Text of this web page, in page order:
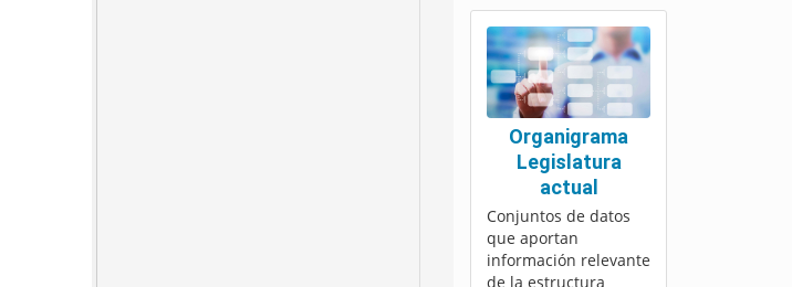
Organigrama
Legislatura
actual
Conjuntos de datos
que aportan
información relevante
de la estructura